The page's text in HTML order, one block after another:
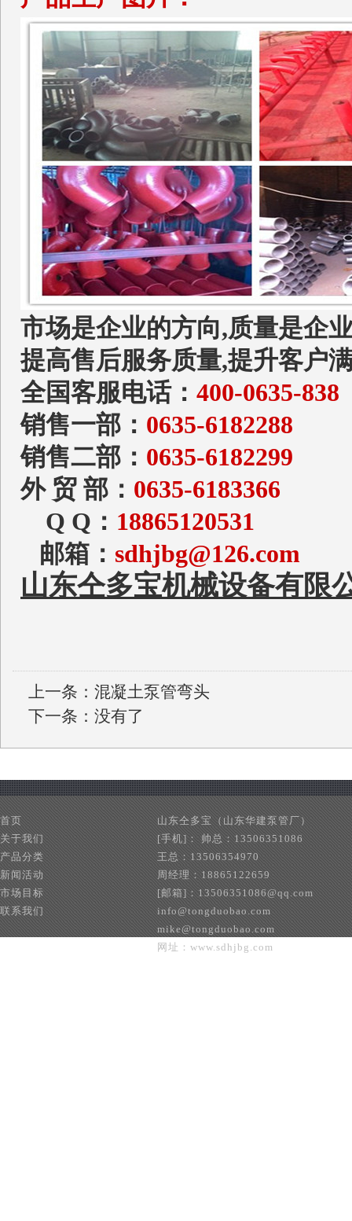
市场是企业的方向,质量是企
提高售后服务质量,提升客户
全国客服电话： 400-
销售一部： 0635-6182288
销售二部： 0635-6182299
外 贸 部： 0635-6183366
Q Q： 18865120531
邮箱： sdhjbg@126.com
山东仝多宝机械设备有限
上一条： 混凝土泵管弯头
下一条：没有了
首页
关于我们
产品分类
新闻活动
市场目标
联系我们
山东仝多宝（山东华建泵管厂）
[手机]： 帅总：13506351086
王总：13506354970
周经理：18865122659
[邮箱]：13506351086@qq.com
info@tongduobao.com
mike@tongduobao.com
网址：www.sdhjbg.com